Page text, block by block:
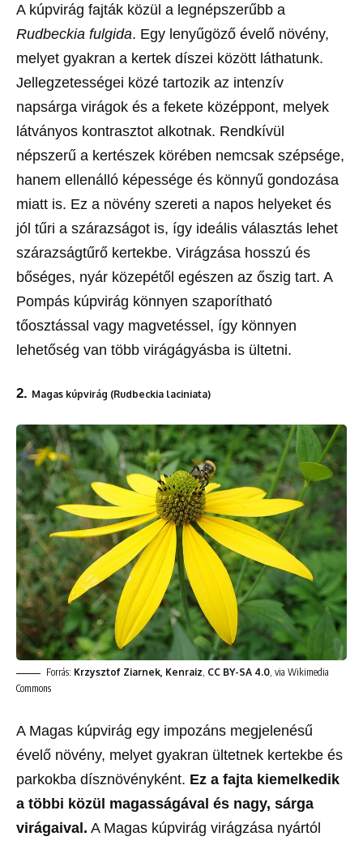
A kúpvirág fajták közül a legnépszerűbb a
Rudbeckia fulgida. Egy lenyűgöző évelő növény,
melyet gyakran a kertek díszei között láthatunk.
Jellegzetességei közé tartozik az intenzív
napsárga virágok és a fekete középpont, melyek
látványos kontrasztot alkotnak. Rendkívül
népszerű a kertészek körében nemcsak szépsége,
hanem ellenálló képessége és könnyű gondozása
miatt is. Ez a növény szereti a napos helyeket és
jól tűri a szárazságot is, így ideális választás lehet
szárazságtűrő kertekbe. Virágzása hosszú és
bőséges, nyár közepétől egészen az őszig tart. A
Pompás kúpvirág könnyen szaporítható
tőosztással vagy magvetéssel, így könnyen
lehetőség van több virágágyásba is ültetni.
2. Magas kúpvirág (Rudbeckia laciniata)
Forrás: Krzysztof Ziarnek, Kenraiz, CC BY-SA 4.0, via Wikimedia
Commons
A Magas kúpvirág egy impozáns megjelenésű
évelő növény, melyet gyakran ültetnek kertekbe és
parkokba dísznövényként. Ez a fajta kiemelkedik
a többi közül magasságával és nagy, sárga
virágaival. A Magas kúpvirág virágzása nyártól